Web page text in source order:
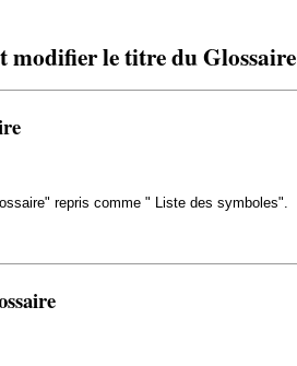
modifier le titre du Glossaire
repris comme " Liste des symboles".